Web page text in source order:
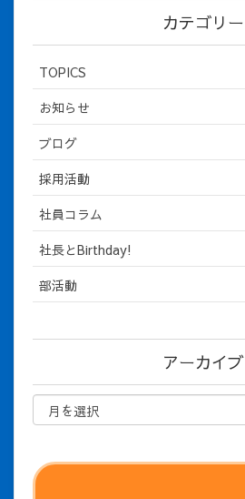
カテゴリー
TOPICS
お知らせ
ブログ
採用活動
社員コラム
社長とBirthday!
部活動
アーカイブ